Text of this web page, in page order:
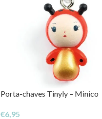
Porta-chaves Tinyly – Minico
€6,95